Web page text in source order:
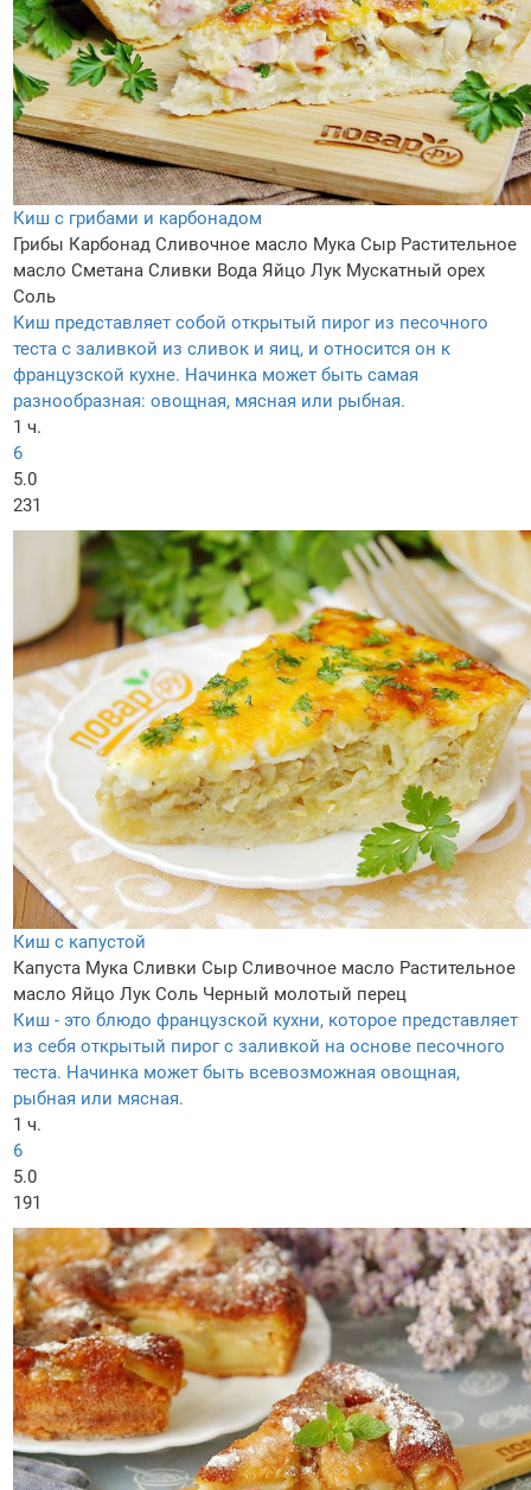
Киш с грибами и карбонадом
Грибы Карбонад Сливочное масло Мука Сыр Растительное
масло Сметана Сливки Вода Яйцо Лук Мускатный орех
Соль
Киш представляет собой открытый пирог из песочного
теста с заливкой из сливок и яиц, и относится он к
французской кухне. Начинка может быть самая
разнообразная: овощная, мясная или рыбная.
1 ч.
6
5.0
231
Киш с капустой
Капуста Мука Сливки Сыр Сливочное масло Растительное
масло Яйцо Лук Соль Черный молотый перец
Киш - это блюдо французской кухни, которое представляет
из себя открытый пирог с заливкой на основе песочного
теста. Начинка может быть всевозможная овощная,
рыбная или мясная.
1 ч.
6
5.0
191